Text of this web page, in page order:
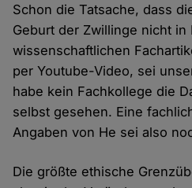
Schon die Tatsache, dass
Geburt der Zwillinge nicht in
wissenschaftlichen
per Youtube-Video, sei
habe kein Fachkollege die
selbst gesehen. Eine
Angaben von He sei also
Die größte ethische